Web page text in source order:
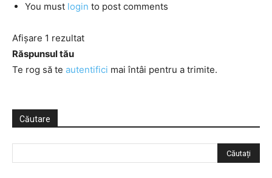
You must login to post comments
Afișare 1 rezultat
Răspunsul tău
Te rog să te autentifici mai întâi pentru a trimite.
Căutare